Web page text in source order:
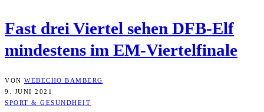
Fast drei Vier­tel sehen DFB-Elf
min­des­tens im EM-Viertelfinale
VON WEBECHO BAMBERG
9. JUNI 2021
SPORT & GESUNDHEIT